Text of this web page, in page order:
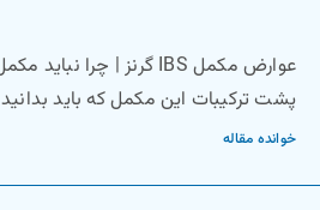
پشت ترکیبات این مکمل که باید بدانید
خوانده مقاله